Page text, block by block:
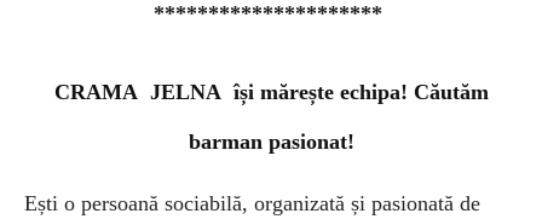
*********************
CRAMA JELNA își mărește echipa! Căutăm
barman pasionat!
Ești o persoană sociabilă, organizată și pasionată de